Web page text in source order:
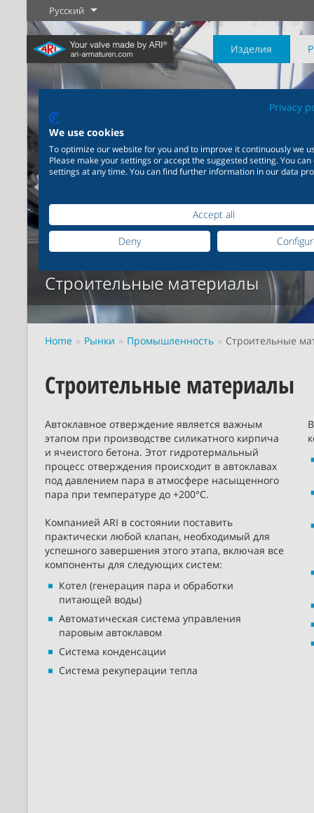
Русский
Изделия
Новые изделия Регулировка
Промышленность
20 000 изделий для
Химическая
промышленность
химической продукции
Строительные материалы
Home Рынки Промышленность Строительные
Строительные материалы
Автоклавное отверждение является важным
этапом при производстве силикатного кирпича
и ячеистого бетона. Этот гидротермальный
процесс отверждения происходит в автоклавах
под давлением пара в атмосфере насыщенного
пара при температуре до +200°С.
Компанией ARI в состоянии поставить
практически любой клапан, необходимый для
успешного завершения этого этапа, включая все
компоненты для следующих систем:
Котел (генерация пара и обработки
питающей воды)
Автоматическая система управления
паровым автоклавом
Система конденсации
Система рекуперации тепла
Privacy
We use cookies
To optimize our website for you and to improve it continuously we
Please make your settings or accept the suggested setting. You
settings at any time. You can find further information in our data
Accept all
Deny